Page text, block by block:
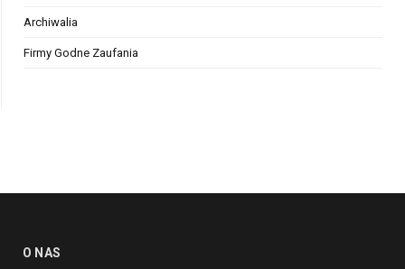
Archiwalia
Firmy Godne Zaufania
O NAS